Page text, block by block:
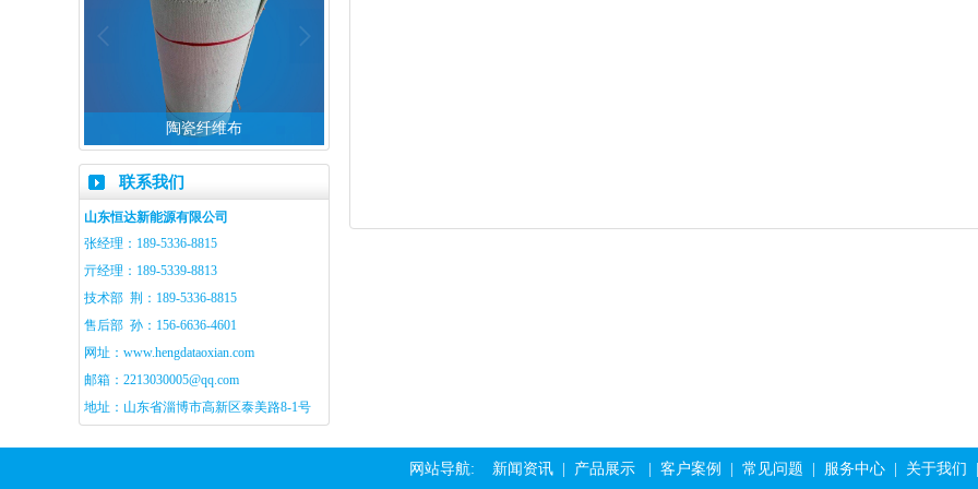
陶瓷纤维带
联系我们
山东恒达新能源有限公司
张经理：189-5336-8815
亓经理：189-5339-8813
技术部 荆：189-5336-8815
售后部 孙：156-6636-4601
网址： www.hengdataoxian.com
邮箱： 2213030005@qq.com
地址：山东省淄博市高新区泰美路8-1号
网站导航: 新闻资讯 产品展示 客户案例 常见问题 服务中心 关于我们